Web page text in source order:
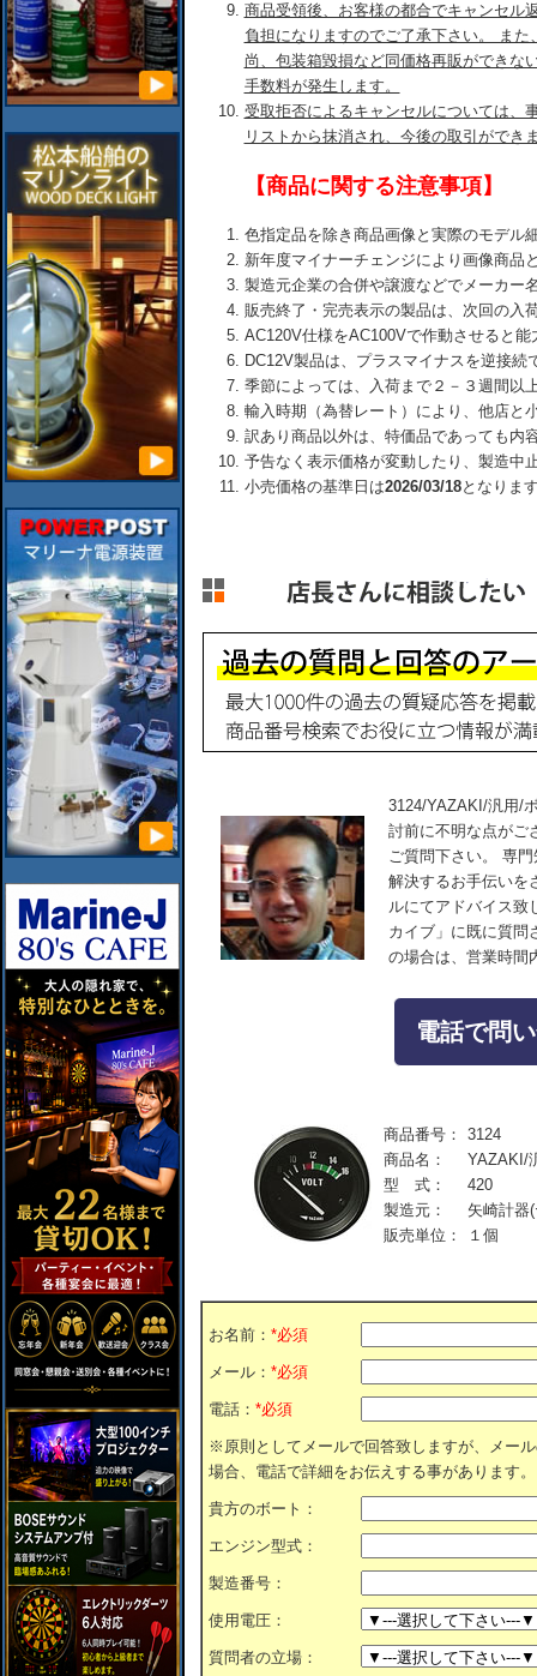
商品受領後、お客様の都合でキャンセル
負担になりますのでご了承下さい。 ま
尚、包装箱毀損など同価格再販ができな
手数料が発生します。
受取拒否によるキャンセルについては、
リストから抹消され、今後の取引ができ
【商品に関する注意事項】
色指定品を除き商品画像と実際のモデル
新年度マイナーチェンジにより画像商品
製造元企業の合併や譲渡などでメーカー
販売終了・完売表示の製品は、次回の入
AC120V仕様をAC100Vで作動させると
DC12V製品は、プラスマイナスを逆接
季節によっては、入荷まで２－３週間以
輸入時期（為替レート）により、他店と
訳あり商品以外は、特価品であっても内
予告なく表示価格が変動したり、製造中
小売価格の基準日は2026/03/18となりま
3124/YAZAKI/汎用/
討前に不明な点がご
ご質問下さい。 専
解決するお手伝いを
ルにてアドバイス致
カイブ」に既に質問
の場合は、営業時間
電話で問
商品番号：
3124
商品名：
YAZAKI/
型 式：
420
製造元：
矢崎計器
販売単位：
１個
お名前： *必須
メール： *必須
電話： *必須
※原則としてメールで回答致しますが、メー
場合、電話で詳細をお伝えする事があります。
貴方のボート：
エンジン型式：
製造番号：
使用電圧：
質問者の立場：